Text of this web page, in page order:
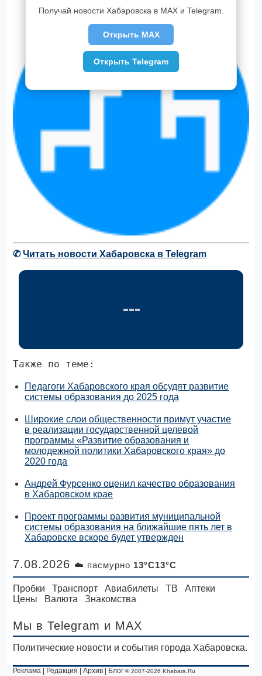
✆Читать новости Хабаровска в Telegram
Также по теме:
Педагоги Хабаровского края обсудят развитие
системы образования до 2025 года
Широкие слои общественности примут участие
в реализации государственной целевой
программы «Развитие образования и
молодежной политики Хабаровского края» до
2020 года
Андрей Фурсенко оценил качество образования
в Хабаровском крае
Проект программы развития муниципальной
системы образования на ближайшие пять лет в
Хабаровске вскоре будет утвержден
Получай новости Хабаровска в MAX и Telegram.
Открыть MAX
Открыть Telegram
7.08.2026 ☁️ пасмурно 13°C13°C
Пробки Транспорт Авиабилеты ТВ
Аптеки
Цены
Валюта Знакомства
Мы в Telegram и MAX
Политические новости и события города Хабаровска.
Реклама Редакция |Архив Блог © 2007-2026 Khabara.Ru